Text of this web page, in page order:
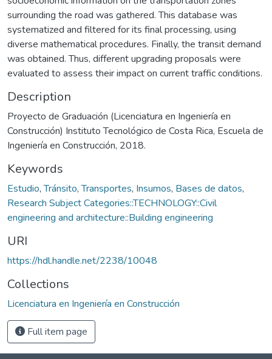
surrounding the road was gathered. This database was
systematized and filtered for its final processing, using
diverse mathematical procedures. Finally, the transit demand
was obtained. Thus, different upgrading proposals were
evaluated to assess their impact on current traffic conditions.
Description
Proyecto de Graduación (Licenciatura en Ingeniería en
Construcción) Instituto Tecnológico de Costa Rica, Escuela de
Ingeniería en Construcción, 2018.
Keywords
Estudio,Tránsito,Transportes, Insumos, Bases de datos,
Research Subject Categories::TECHNOLOGY::Civil
engineering and architecture::Building engineering
URI
https://hdl.handle.net/2238/10048
Collections
Licenciatura en Ingeniería en Construcción
Full item page